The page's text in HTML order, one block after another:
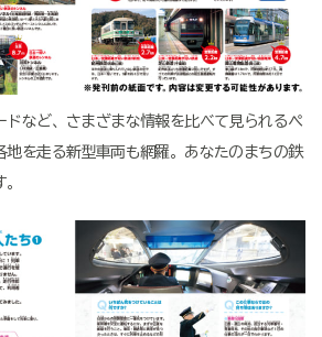
など、さまざまな情報を比べて見られるペ
地を走る新型車両も網羅。あなたのまちの鉄